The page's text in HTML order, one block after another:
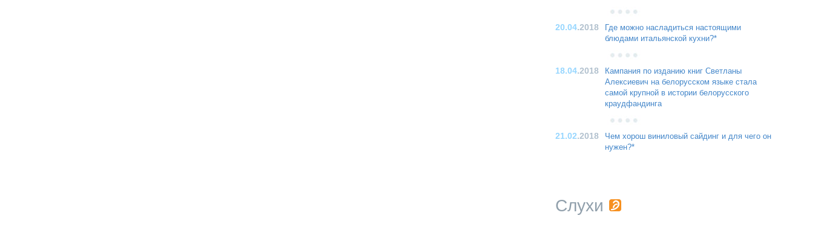
20.04.2018
Где можно насладиться настоящими
блюдами итальянской кухни?*
18.04.2018
Кампания по изданию книг Светланы
Алексиевич на белорусском языке стала
самой крупной в истории белорусского
краудфандинга
21.02.2018
Чем хорош виниловый сайдинг и для чего он
нужен?*
Слухи